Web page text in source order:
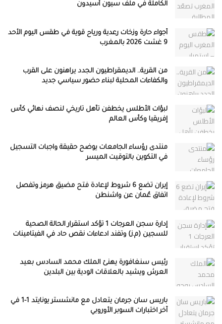
الكاملة في ملف سيون أسيدون
أجواء حارة وزخات رعدية ورياح قوية في طقس اليوم الأحد
9 غشت 2026 بالمغرب
من القرية.. الديمقراطيون الجدد يراهنون على القرب
والكفاءات المحلية لبناء حضور سياسي جديد
لبؤات الأطلس يخطفن تأهل تاريخي لنصف نهائي كأس
إفريقيا وكأس العالم
منتدى رؤساء الجامعات يوضح حقيقة واجبات التسجيل
في التكوين بالتوقيت الميسر
إيران تضع 6 شروط لإعادة فتح مضيق هرمز وتفصل
اتفاق عُمان عن واشنطن
إدارة سجن العرجات 1 تؤكد استقرار الحالة الصحية
للسجين (م.ز) وتفند ادعاءات نقص حاد في الفيتامينات
رئيس سنغافورة يهنئ الملك محمد السادس بعيد
العرش ويشيد بالعلاقات الودية بين البلدين
باريس سان جرمان يتعادل مع مانشستر يونايتد 1-1 في
آخر اختبارات السوبر الأوروبي